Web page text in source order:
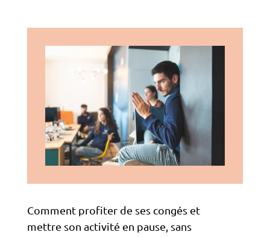
Comment profiter de ses congés et
mettre son activité en pause, sans